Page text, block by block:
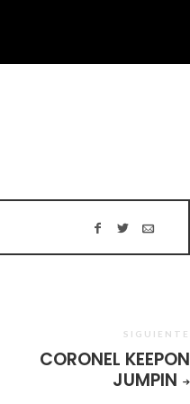
SIGUIENTE
CORONEL KEEPON
JUMPIN